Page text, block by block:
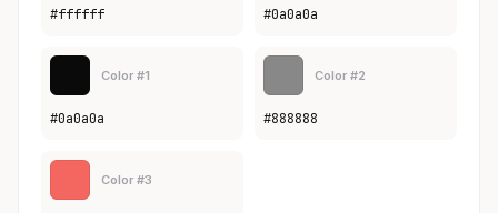
#ffffff #0a0a0a
Color #1
#0a0a0a
Color #2
#888888
Color #3